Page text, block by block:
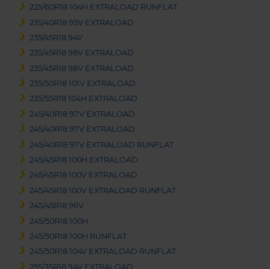
225/60R18 104H EXTRALOAD RUNFLAT
235/40R18 95V EXTRALOAD
235/45R18 94V
235/45R18 98V EXTRALOAD
235/45R18 98V EXTRALOAD
235/50R18 101V EXTRALOAD
235/55R18 104H EXTRALOAD
245/40R18 97V EXTRALOAD
245/40R18 97V EXTRALOAD
245/40R18 97V EXTRALOAD RUNFLAT
245/45R18 100H EXTRALOAD
245/45R18 100V EXTRALOAD
245/45R18 100V EXTRALOAD RUNFLAT
245/45R18 96V
245/50R18 100H
245/50R18 100H RUNFLAT
245/50R18 104V EXTRALOAD RUNFLAT
255/35R18 94V EXTRALOAD